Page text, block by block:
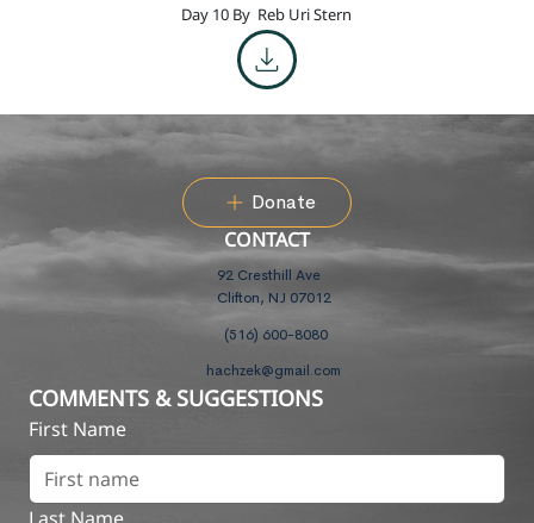
Day 10 By Reb Uri Stern
Donate
CONTACT
92 Cresthill Ave
Clifton, NJ 07012
(516) 600-8080
hachzek@gmail.com
COMMENTS & SUGGESTIONS
First Name